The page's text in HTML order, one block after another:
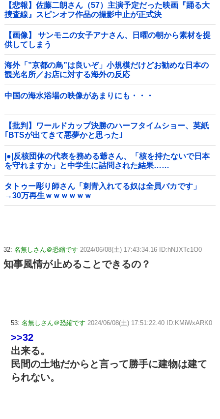
【悲報】佐藤二朗さん（57）主演予定だった映画『踊る大
捜査線』スピンオフ作品の撮影中止が正式決
定・・・・・・・・・他
【画像】 サンモニの女子アナさん、日曜の朝から素材を提
供してしまう
海外「”京都の鳥”は良いぞ」小規模だけどお勧めな日本の
観光名所／お店に対する海外の反応
中国の海水浴場の映像があまりにも・・・
【批判】ワールドカップ決勝のハーフタイムショー、英紙
｢BTSが出てきて悪夢かと思った｣
|●|反核団体の代表を務める爺さん、「核を持たないで日本
を守れますか」と中学生に詰問された結果……
タトゥー彫り師さん「刺青入れてる奴は全員バカです」
→30万再生ｗｗｗｗｗｗ
32: 名無しさん＠恐縮です 2024/06/08(土) 17:43:34.16 ID:hNJXTc1O0
知事風情が止めることできるの？
53: 名無しさん＠恐縮です 2024/06/08(土) 17:51:22.40 ID:KMiWxARK0
>>32
出来る。
民間の土地だからと言って勝手に建物は建て
られない。